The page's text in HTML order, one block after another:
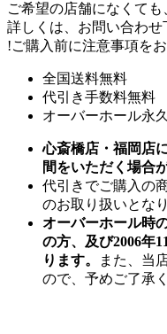
ご希望の店舗になくても
詳しくは、お問い合わせ
!ご購入前に注意事項を
全国送料無料
代引き手数料無料
オーバーホール永
心斎橋店・福岡店
間をいただく場合
代引きでご購入の
のお取り扱いとな
オーバーホール時
の方、及び2006年
ります。
また、当
ので、予めご了承